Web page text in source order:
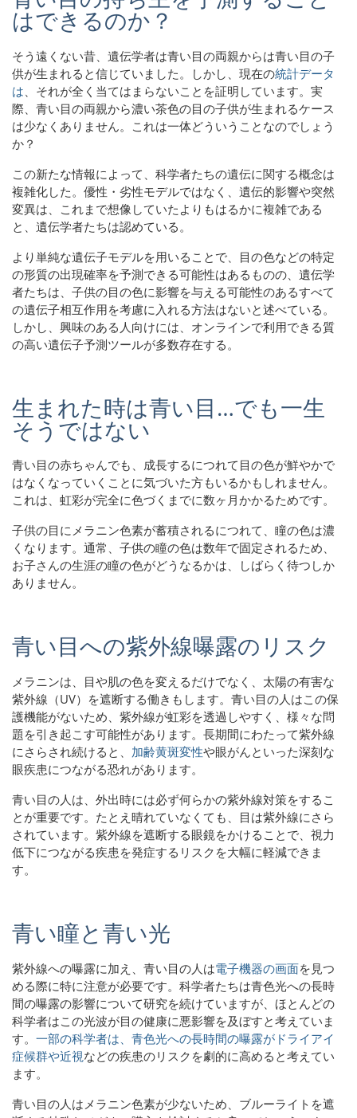
はできるのか？
そう遠くない昔、遺伝学者は青い目の両親からは青い目の子
供が生まれると信じていました。しかし、現在の統計データ
は 、それが全く当てはまらないことを証明しています。実
際、青い目の両親から濃い茶色の目の子供が生まれるケース
は少なくありません。これは一体どういうことなのでしょう
か？
この新たな情報によって、科学者たちの遺伝に関する概念は
複雑化した。優性・劣性モデルではなく、遺伝的影響や突然
変異は、これまで想像していたよりもはるかに複雑である
と、遺伝学者たちは認めている。
より単純な遺伝子モデルを用いることで、目の色などの特定
の形質の出現確率を予測できる可能性はあるものの、遺伝学
者たちは、子供の目の色に影響を与える可能性のあるすべて
の遺伝子相互作用を考慮に入れる方法はないと述べている。
しかし、興味のある人向けには、オンラインで利用できる質
の高い遺伝子予測ツールが多数存在する。
生まれた時は青い目…でも一生
そうではない
青い目の赤ちゃんでも、成長するにつれて目の色が鮮やかで
はなくなっていくことに気づいた方もいるかもしれません。
これは、虹彩が完全に色づくまでに数ヶ月かかるためです。
子供の目にメラニン色素が蓄積されるにつれて、瞳の色は濃
くなります。通常、子供の瞳の色は数年で固定されるため、
お子さんの生涯の瞳の色がどうなるかは、しばらく待つしか
ありません。
青い目への紫外線曝露のリスク
メラニンは、目や肌の色を変えるだけでなく、太陽の有害な
紫外線（UV）を遮断する働きもします。青い目の人はこの保
護機能がないため、紫外線が虹彩を透過しやすく、様々な問
題を引き起こす可能性があります。長期間にわたって紫外線
にさらされ続けると、 加齢黄斑変性や眼がんといった深刻な
眼疾患につながる恐れがあります。
青い目の人は、外出時には必ず何らかの紫外線対策をするこ
とが重要です。たとえ晴れていなくても、目は紫外線にさら
されています。紫外線を遮断する眼鏡をかけることで、視力
低下につながる疾患を発症するリスクを大幅に軽減できま
す。
青い瞳と青い光
紫外線への曝露に加え、青い目の人は電子機器の画面を見つ
める際に特に注意が必要です。科学者たちは青色光への長時
間の曝露の影響について研究を続けていますが、ほとんどの
科学者はこの光波が目の健康に悪影響を及ぼすと考えていま
す。 一部の科学者は、青色光への長時間の曝露がドライアイ
症候群や近視などの疾患のリスクを劇的に高めると考えてい
ます。
青い目の人はメラニン色素が少ないため、ブルーライトを遮